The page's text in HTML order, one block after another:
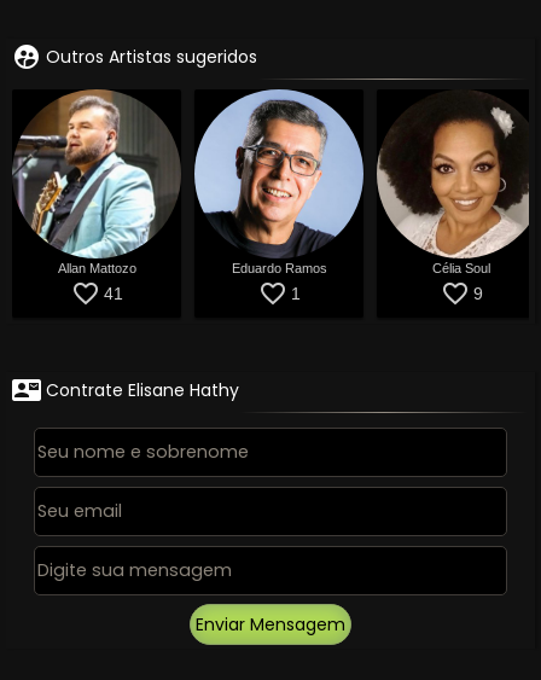
supervised_user_circle Outros Artistas sugeridos
Allan Mattozo
favorite_border 41
Eduardo Ramos
favorite_border 1
Célia Soul
favorite_border 9
contact_mail Contrate Elisane Hathy
Enviar Mensagem